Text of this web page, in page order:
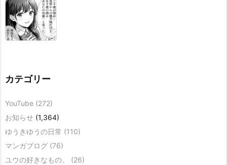
カテゴリー
YouTube (272)
お知らせ (1,364)
ゆうきゆうの日常 (110)
マンガブログ (76)
ユウの好きなもの。 (26)